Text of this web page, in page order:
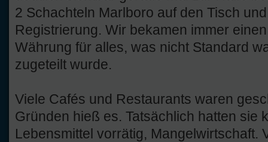
2 Schachteln Marlboro auf den Tisch
Registrierung. Wir bekamen immer
Währung für alles, was nicht Standard
zugeteilt wurde.
Viele Cafés und Restaurants waren
Gründen hieß es. Tatsächlich hatten sie
Lebensmittel vorrätig, Mangelwirtschaft.